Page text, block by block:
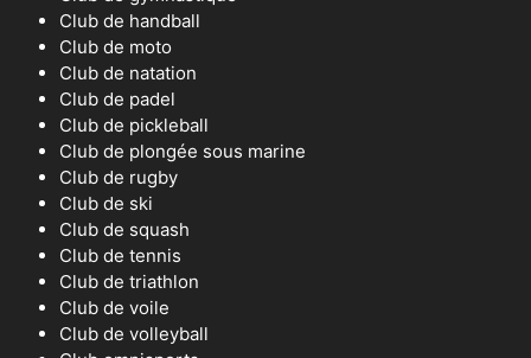
Club de handball
Club de moto
Club de natation
Club de padel
Club de pickleball
Club de plongée sous marine
Club de rugby
Club de ski
Club de squash
Club de tennis
Club de triathlon
Club de voile
Club de volleyball